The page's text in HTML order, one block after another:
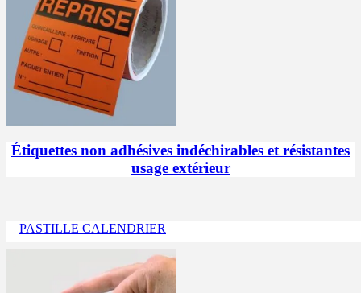
Étiquettes non adhésives indéchirables et résistantes
usage extérieur
PASTILLE CALENDRIER